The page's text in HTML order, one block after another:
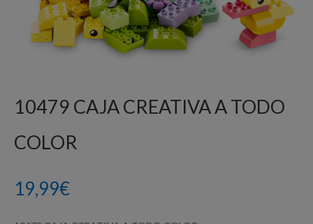
10479 CAJA CREATIVA A TODO
COLOR
19,99€